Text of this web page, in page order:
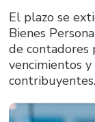
El plazo se
Bienes
de contadores
vencimientos
contribuyentes.